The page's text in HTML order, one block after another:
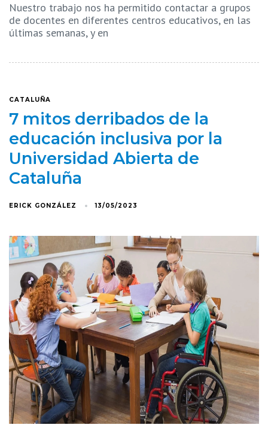
Nuestro trabajo nos ha permitido contactar a grupos
de docentes en diferentes centros educativos, en las
últimas semanas, y en
CATALUÑA
7 mitos derribados de la
educación inclusiva por la
Universidad Abierta de
Cataluña
ERICK GONZÁLEZ 13/05/2023